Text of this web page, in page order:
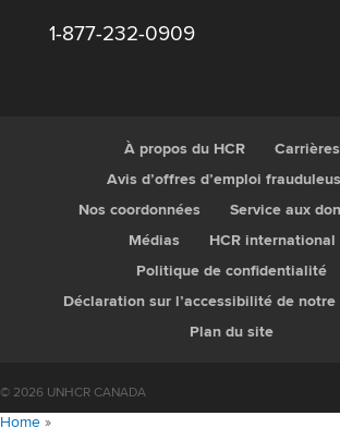
1-877-232-0909
À propos du HCR
Carrières
Avis d’offres d’emploi
Nos coordonnées
Service aux
Médias
HCR international
Politique de confidentialité
Déclaration sur l’accessibilité de
Plan du site
© 2026 UNHCR CANADA
Home »